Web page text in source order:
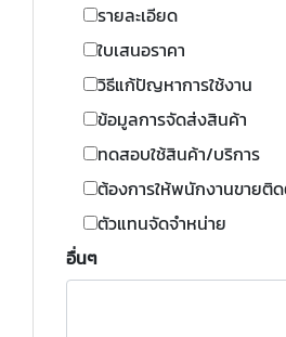
รายละเอียด
ใบเสนอราคา
วิธีแก้ปัญหาการใช้งาน
ข้อมูลการจัดส่งสินค้า
ทดสอบใช้สินค้า/บริการ
ต้องการให้พนักงานขายติ
ตัวแทนจัดจำหน่าย
อื่นๆ